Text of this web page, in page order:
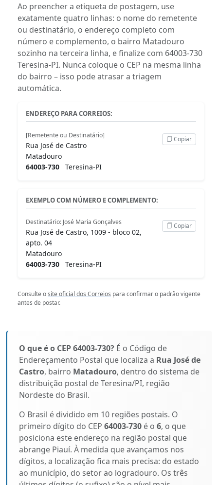
Ao preencher a etiqueta de postagem, use
exatamente quatro linhas: o nome do remetente
ou destinatário, o endereço completo com
número e complemento, o bairro Matadouro
sozinho na terceira linha, e finalize com 64003-730
Teresina-PI. Nunca coloque o CEP na mesma linha
do bairro – isso pode atrasar a triagem
automática.
ENDEREÇO PARA CORREIOS:
[Remetente ou Destinatário]
Rua José de Castro
Matadouro
64003-730 Teresina-PI
Copiar
EXEMPLO COM NÚMERO E COMPLEMENTO:
Destinatário: José Maria Gonçalves
Rua José de Castro, 1009 - bloco 02,
apto. 04
Matadouro
64003-730 Teresina-PI
Copiar
Consulte osite oficial dos Correios para confirmar o padrão vigente
antes de postar.
O que é o CEP 64003-730? É o Código de
Endereçamento Postal que localiza a Rua José de
Castro, bairro Matadouro, dentro do sistema de
distribuição postal de Teresina/PI, região
Nordeste do Brasil.
O Brasil é dividido em 10 regiões postais. O
primeiro dígito do CEP 64003-730 é o 6, o que
posiciona este endereço na região postal que
abrange Piauí. À medida que avançamos nos
dígitos, a localização fica mais precisa: do estado
ao município, do setor ao logradouro. Os três